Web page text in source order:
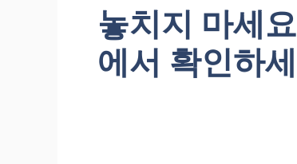
놓치지 마세
에서 확인하